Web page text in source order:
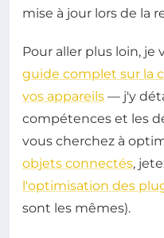
mise à jour lors de la
Pour aller plus loin, je
guide complet sur la
vos appareils — j'y
compétences et les
vous cherchez à
objets connectés,
l'optimisation des
sont les mêmes).